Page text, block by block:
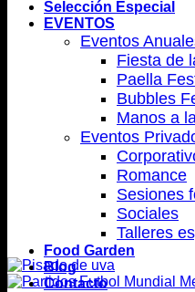
Selección Especial
EVENTOS
Eventos
Fiesta de
Paella
Bubbles
Manos a
Eventos
Romance
Sesiones
Sociales
Talleres
Food Garden
Blog
Contacto